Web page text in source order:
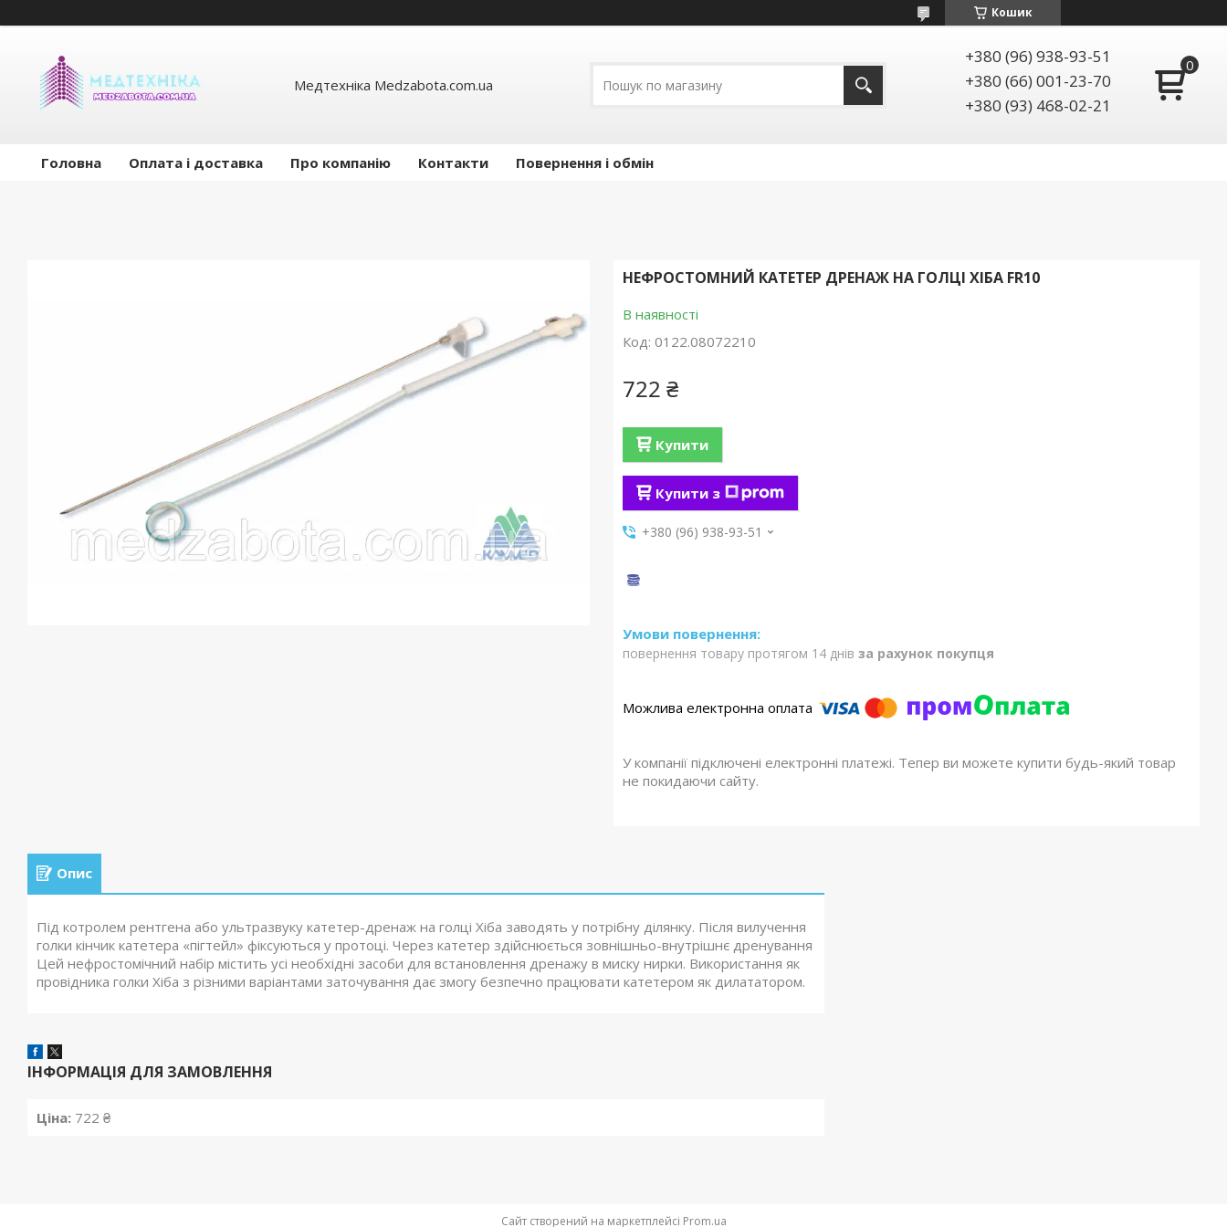
Кошик
Медтехніка Medzabota.com.ua
+380 (96) 938-93-51
+380 (66) 001-23-70
+380 (93) 468-02-21
Головна Оплата і доставка Про компанію Контакти Повернення і обмін
НЕФРОСТОМНИЙ КАТЕТЕР ДРЕНАЖ НА ГОЛЦІ ХІБА FR10
В наявності
Код: 0122.08072210
722 ₴
Купити
Купити з
+380 (96) 938-93-51
повернення товару протягом 14 днів за рахунок покупця
У компанії підключені електронні платежі. Тепер ви можете купити будь-який товар
не покидаючи сайту.
Опис
Під котролем рентгена або ультразвуку катетер-дренаж на голці Хіба заводять у потрібну ділянку. Після вилучення
голки кінчик катетера «пігтейл» фіксуються у протоці. Через катетер здійснюється зовнішньо-внутрішнє дренування
Цей нефростомічний набір містить усі необхідні засоби для встановлення дренажу в миску нирки. Використання як
провідника голки Хіба з різними варіантами заточування дає змогу безпечно працювати катетером як дилататором.
ІНФОРМАЦІЯ ДЛЯ ЗАМОВЛЕННЯ
Ціна: 722 ₴
Сайт створений на маркетплейсі Prom.ua